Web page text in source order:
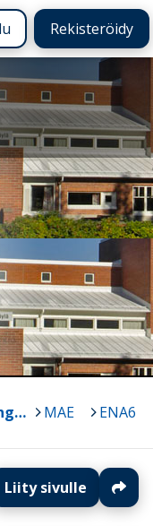
Rekisteröidy
Englanti MAE ENA6
Liity sivulle